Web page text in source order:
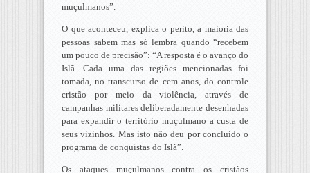
muçulmanos”.
O que aconteceu, explica o perito, a maioria das
pessoas sabem mas só lembra quando “recebem
um pouco de precisão”: “A resposta é o avanço do
Islã. Cada uma das regiões mencionadas foi
tomada, no transcurso de cem anos, do controle
cristão por meio da violência, através de
campanhas militares deliberadamente desenhadas
para expandir o território muçulmano a custa de
seus vizinhos. Mas isto não deu por concluído o
programa de conquistas do Islã”.
Os ataques muçulmanos contra os cristãos